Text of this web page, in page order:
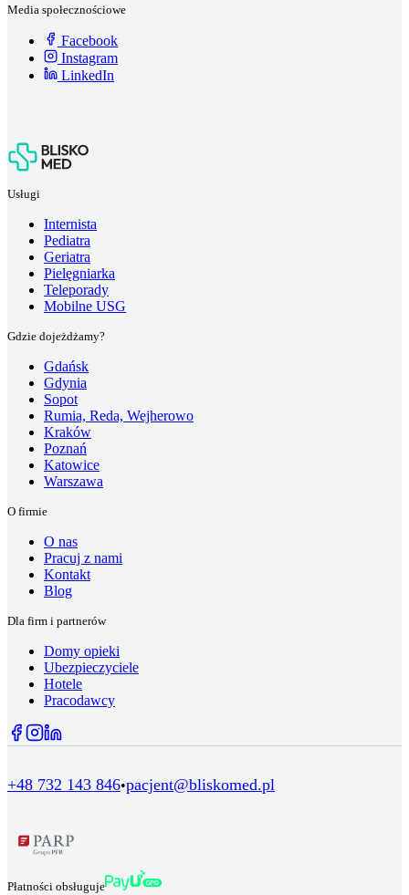
Media społecznościowe
Facebook
Instagram
LinkedIn
Usługi
Internista
Pediatra
Geriatra
Pielęgniarka
Teleporady
Mobilne USG
Gdzie dojeżdżamy?
Gdańsk
Gdynia
Sopot
Rumia, Reda, Wejherowo
Kraków
Poznań
Katowice
Warszawa
O firmie
O nas
Pracuj z nami
Kontakt
Blog
Dla firm i partnerów
Domy opieki
Ubezpieczyciele
Hotele
Pracodawcy
+48 732 143 846•pacjent@bliskomed.pl
Płatności obsługuje